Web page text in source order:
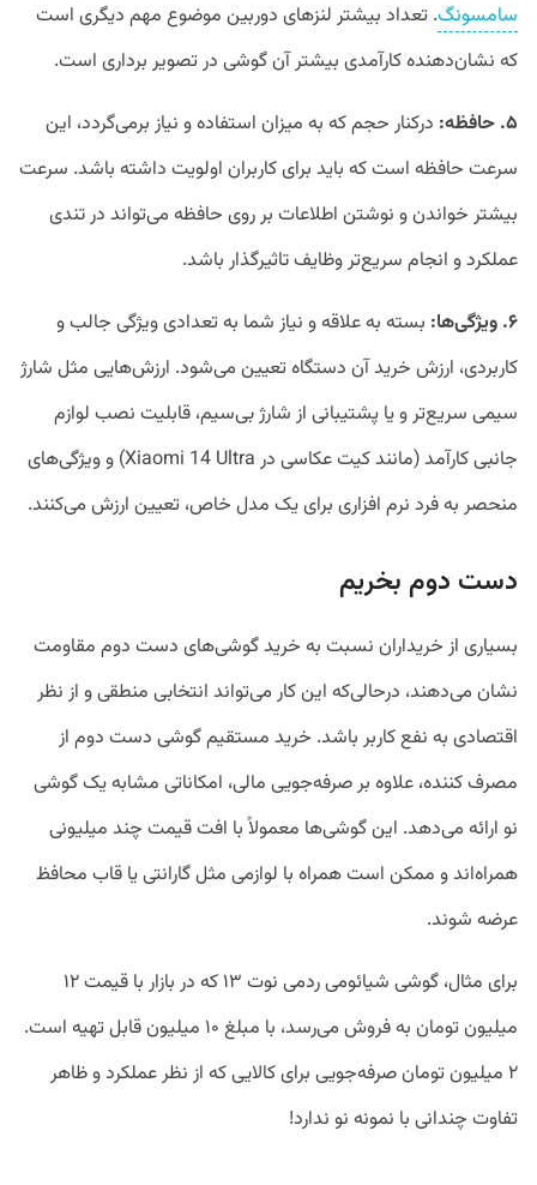
سامسونگ. تعداد بیشتر لنز‌های دوربین موضوع مهم دیگری است
که نشان‌دهنده کارآمدی بیشتر آن گوشی در تصویر برداری است.
۵. حافظه:
درکنار حجم که به میزان استفاده و نیاز برمی‌گردد، این
سرعت حافظه است که باید برای کاربران اولویت داشته باشد. سرعت
بیشتر خواندن و نوشتن اطلاعات بر روی حافظه می‌تواند در تندی
عملکرد و انجام سریع‌تر وظایف تاثیرگذار باشد.
۶. ویژگی‌ها:
بسته به علاقه و نیاز شما به تعدادی ویژگی جالب و
کاربردی، ارزش خرید آن دستگاه تعیین می‌شود. ارزش‌هایی مثل شارژ
سیمی سریع‌تر و یا پشتیبانی از شارژ بی‌سیم، قابلیت نصب لوازم
جانبی کارآمد (مانند کیت عکاسی در Xiaomi 14 Ultra) و ویژگی‌های
منحصر به فرد نرم افزاری برای یک مدل خاص، تعیین ارزش می‌کنند.
دست دوم بخریم
بسیاری از خریداران نسبت به خرید گوشی‌های دست دوم مقاومت
نشان می‌دهند، درحالی‌که این کار می‌تواند انتخابی منطقی و از نظر
اقتصادی به نفع کاربر باشد. خرید مستقیم گوشی دست دوم از
مصرف کننده، علاوه بر صرفه‌جویی مالی، امکاناتی مشابه یک گوشی
نو ارائه می‌دهد. این گوشی‌ها معمولاً با افت قیمت چند میلیونی
همراه‌اند و ممکن است همراه با لوازمی مثل گارانتی یا قاب محافظ
عرضه شوند.
برای مثال، گوشی شیائومی ردمی نوت ۱۳ که در بازار با قیمت ۱۲
میلیون تومان به فروش می‌رسد، با مبلغ ۱۰ میلیون قابل تهیه است.
۲ میلیون تومان صرفه‌جویی برای کالایی که از نظر عملکرد و ظاهر
تفاوت چندانی با نمونه نو ندارد!